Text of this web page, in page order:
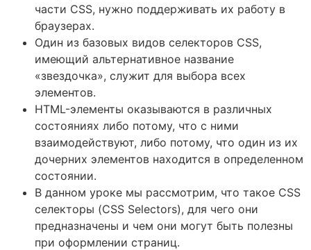
части CSS, нужно поддерживать их работу в
браузерах.
Один из базовых видов селекторов CSS,
имеющий альтернативное название
«звездочка», служит для выбора всех
элементов.
HTML-элементы оказываются в различных
состояниях либо потому, что с ними
взаимодействуют, либо потому, что один из их
дочерних элементов находится в определенном
состоянии.
В данном уроке мы рассмотрим, что такое CSS
селекторы (CSS Selectors), для чего они
предназначены и чем они могут быть полезны
при оформлении страниц.